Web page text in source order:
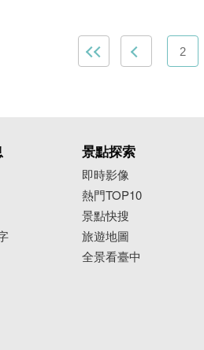
2
景點探索
即時影像
熱門TOP10
景點快搜
旅遊地圖
全景看臺中